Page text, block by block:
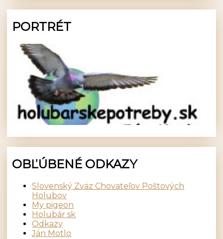
PORTRÉT
OBĽÚBENÉ ODKAZY
Slovenský Zväz Chovateľov Poštových
Holubov
My pigeon
Holubár sk
Odkazy
Ján Motlo